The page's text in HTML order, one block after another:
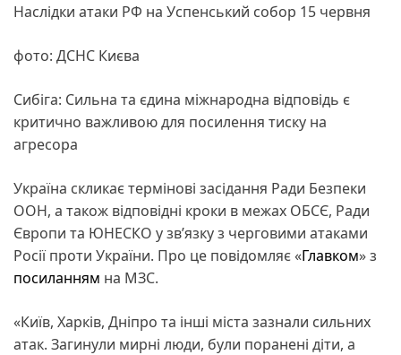
Наслідки атаки РФ на Успенський собор 15 червня
фото: ДСНС Києва
Сибіга: Сильна та єдина міжнародна відповідь є
критично важливою для посилення тиску на
агресора
Україна скликає термінові засідання Ради Безпеки
ООН, а також відповідні кроки в межах ОБСЄ, Ради
Європи та ЮНЕСКО у звʼязку з черговими атаками
Росії проти України. Про це повідомляє «Главком» з
посиланням на МЗС.
«Київ, Харків, Дніпро та інші міста зазнали сильних
атак. Загинули мирні люди, були поранені діти, а